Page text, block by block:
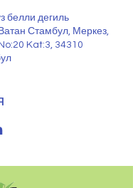
белли дегиль
Стамбул, Меркез,
Kat:3, 34310